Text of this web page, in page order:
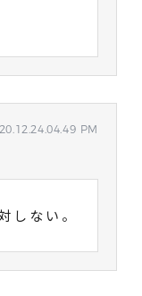
PM
しない。